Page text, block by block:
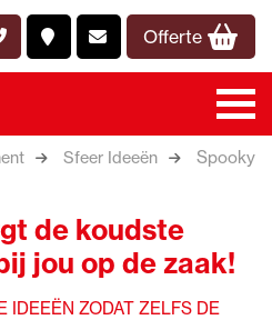
Offerte
Sfeer Ideeën Spooky
de koudste
jou op de zaak!
IDEEËN ZODAT ZELFS DE